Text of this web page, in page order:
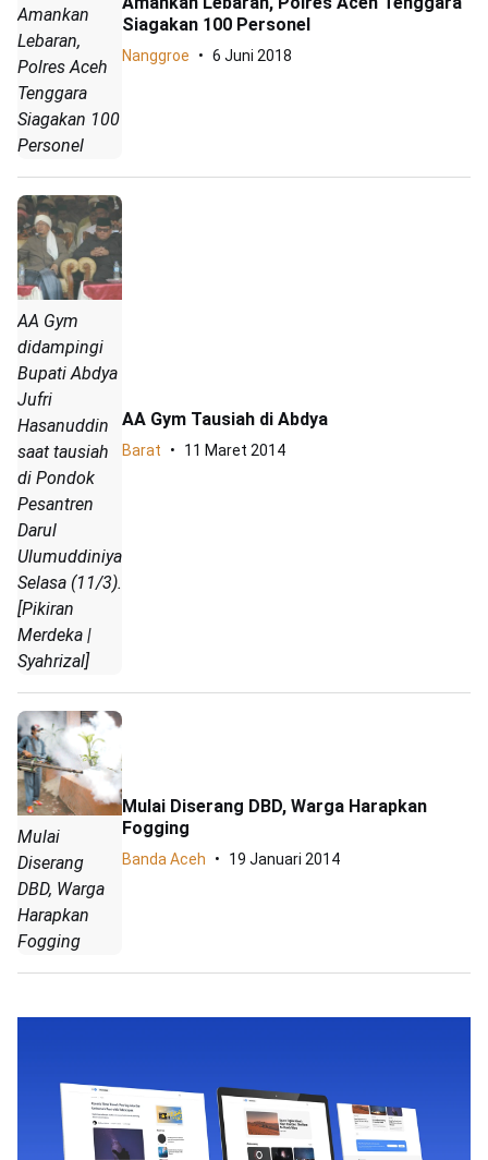
Amankan
Lebaran,
Polres Aceh
Tenggara
Siagakan 100
Personel
Siagakan 100 Personel
Nanggroe 6 Juni 2018
AA Gym
didampingi
Bupati Abdya
Jufri
Hasanuddin
saat tausiah
di Pondok
Pesantren
Darul
Ulumuddiniyah,
Selasa (11/3).
[Pikiran
Merdeka |
Syahrizal]
AA Gym Tausiah di Abdya
Barat 11 Maret 2014
Mulai
Diserang
DBD, Warga
Harapkan
Fogging
Mulai Diserang DBD, Warga Harapkan
Fogging
Banda Aceh 19 Januari 2014